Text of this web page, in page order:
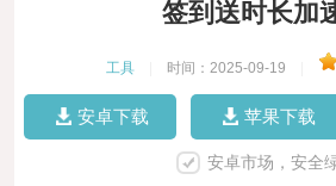
签到送时长加
工具 时间：2025-09-19
安卓下载 苹果下载
安卓市场，安全